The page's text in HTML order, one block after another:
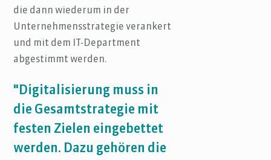
die dann wiederum in der
Unternehmensstrategie verankert
und mit dem IT-Department
abgestimmt werden.
"Digitalisierung muss in
die Gesamtstrategie mit
festen Zielen eingebettet
werden. Dazu gehören die